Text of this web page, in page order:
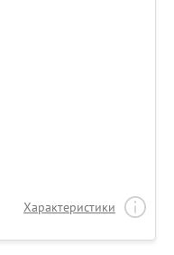
Характеристики